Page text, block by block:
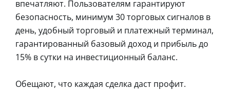
впечатляют. Пользователям гарантируют
безопасность, минимум 30 торговых сигналов в
день, удобный торговый и платежный терминал,
гарантированный базовый доход и прибыль до
15% в сутки на инвестиционный баланс.
Обещают, что каждая сделка даст профит.